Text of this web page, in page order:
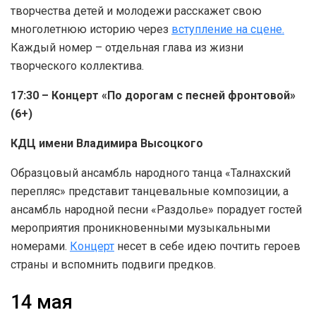
творчества детей и молодежи расскажет свою
многолетнюю историю через вступление на сцене.
Каждый номер – отдельная глава из жизни
творческого коллектива.
17:30 – Концерт «По дорогам с песней фронтовой»
(6+)
КДЦ имени Владимира Высоцкого
Образцовый ансамбль народного танца «Талнахский
перепляс» представит танцевальные композиции, а
ансамбль народной песни «Раздолье» порадует гостей
мероприятия проникновенными музыкальными
номерами. Концерт несет в себе идею почтить героев
страны и вспомнить подвиги предков.
14 мая